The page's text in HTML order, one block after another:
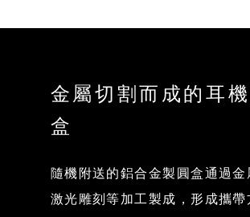
金屬切割而成的耳
盒
隨機附送的鋁合金製圓盒通過金
激光雕刻等加工製成，形成攜帶